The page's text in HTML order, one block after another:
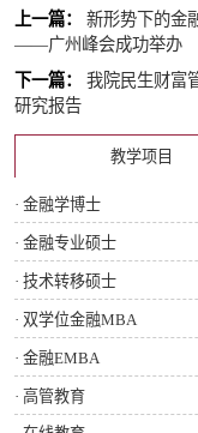
上一篇：
新形势下的金
——广州峰会成功举办
下一篇：
我院民生财富
研究报告
教学项目
· 金融学博士
· 金融专业硕士
· 技术转移硕士
· 双学位金融MBA
· 金融EMBA
· 高管教育